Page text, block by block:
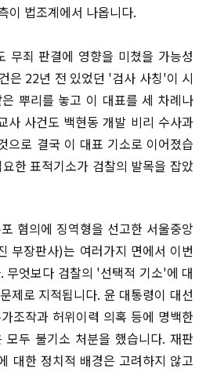
이 법조계에서 나옵니다.
무죄 판결에 영향을 미쳤을 가능성
은 22년 전 있었던 '검사 사칭'이 시
뿌리를 놓고 이 대표를 세 차례나
사 사건도 백현동 개발 비리 수사과
으로 결국 이 대표 기소로 이어졌습
한 표적기소가 검찰의 발목을 잡았
혐의에 징역형을 선고한 서울중앙
부장판사)는 여러가지 면에서 이번
무엇보다 검찰의 '선택적 기소'에 대
제로 지적됩니다. 윤 대통령이 대선
조작과 허위이력 의혹 등에 명백한
두 불기소 처분을 했습니다. 재판
대한 정치적 배경은 고려하지 않고